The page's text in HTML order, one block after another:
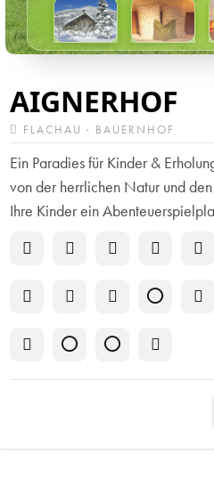
AIGNERHOF
FLACHAU · BAUERNHOF
Ein Paradies für Kinder &
von der herrlichen Natur und
Ihre Kinder ein